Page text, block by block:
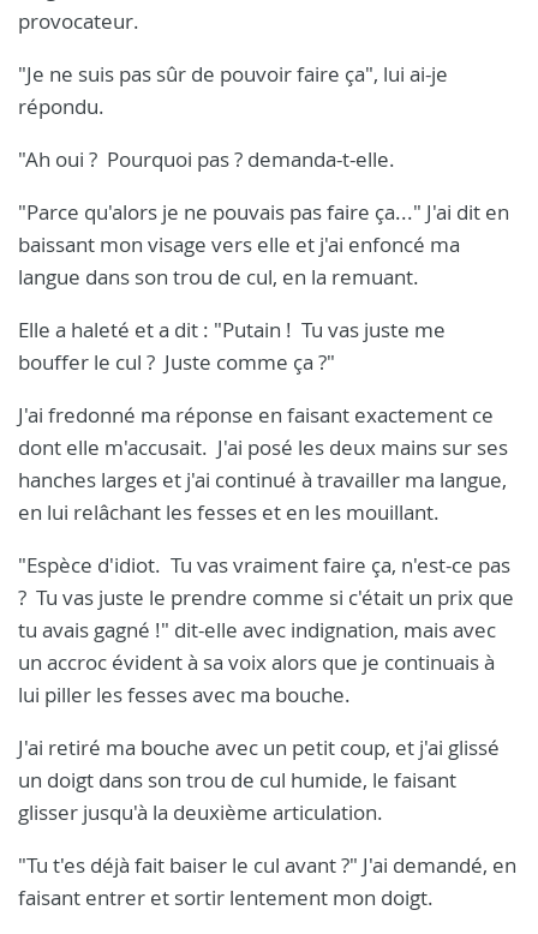
provocateur.
"Je ne suis pas sûr de pouvoir faire ça", lui ai-je
répondu.
"Ah oui ? Pourquoi pas ? demanda-t-elle.
"Parce qu'alors je ne pouvais pas faire ça..." J'ai dit en
baissant mon visage vers elle et j'ai enfoncé ma
langue dans son trou de cul, en la remuant.
Elle a haleté et a dit : "Putain ! Tu vas juste me
bouffer le cul ? Juste comme ça ?"
J'ai fredonné ma réponse en faisant exactement ce
dont elle m'accusait. J'ai posé les deux mains sur ses
hanches larges et j'ai continué à travailler ma langue,
en lui relâchant les fesses et en les mouillant.
"Espèce d'idiot. Tu vas vraiment faire ça, n'est-ce pas
? Tu vas juste le prendre comme si c'était un prix que
tu avais gagné !" dit-elle avec indignation, mais avec
un accroc évident à sa voix alors que je continuais à
lui piller les fesses avec ma bouche.
J'ai retiré ma bouche avec un petit coup, et j'ai glissé
un doigt dans son trou de cul humide, le faisant
glisser jusqu'à la deuxième articulation.
"Tu t'es déjà fait baiser le cul avant ?" J'ai demandé, en
faisant entrer et sortir lentement mon doigt.